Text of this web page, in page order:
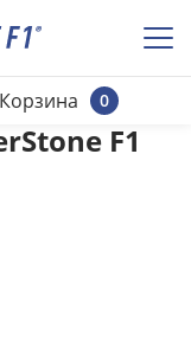
0
Корзина
F1